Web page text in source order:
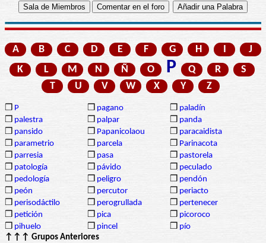
A B C D E F G H I
J
K
L M N Ñ O P Q R
S
T
U V W X Y Z
❒ P ❒ pagano ❒ paladín
❒ palestra ❒ palpar ❒ panda
❒ pansido ❒ Papanicolaou ❒ paracaidista
❒ parametrio ❒ parcela ❒ Parinacota
❒ parresia ❒ pasa ❒ pastorela
❒ patología ❒ pávido ❒ peculado
❒ pedología ❒ peligro ❒ pendón
❒ peón ❒ percutor ❒ periacto
❒ perisodáctilo ❒ perogrullada ❒ pertenecer
❒ petición ❒ pica ❒ picoroco
❒ pihuelo ❒ pincel ❒ pío
↑↑↑ Grupos Anteriores